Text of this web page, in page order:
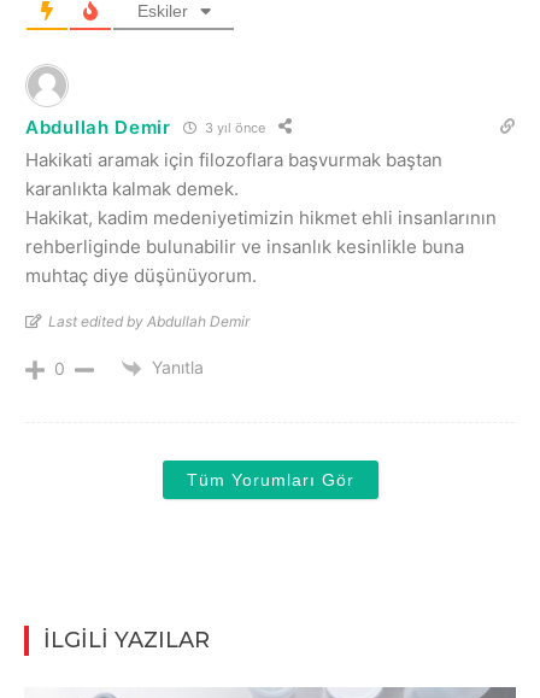
Eskiler
Abdullah Demir 3 yıl önce
Hakikati aramak için filozoflara başvurmak baştan
karanlıkta kalmak demek.
Hakikat, kadim medeniyetimizin hikmet ehli insanlarının
rehberliginde bulunabilir ve insanlık kesinlikle buna
muhtaç diye düşünüyorum.
Last edited by Abdullah Demir
0 Yanıtla
Tüm Yorumları Gör
İLGİLİ YAZILAR